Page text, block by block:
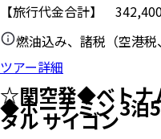
【旅行代金合計】
燃油込み、諸税（空港
ツアー詳細
☆関空発◆ベトナ
◆ホーチミン 3泊
タル サイゴン